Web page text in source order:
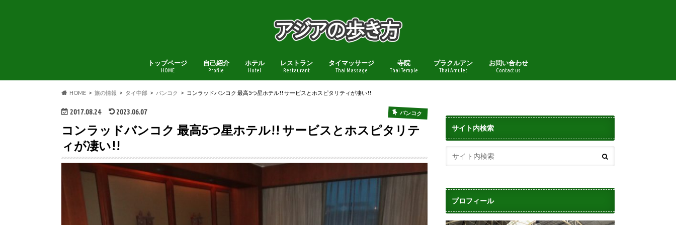
トップページ
HOME
自己紹介
Profile
ホテル
Hotel
レストラン
Restaurant
タイマッサージ
Thai Massage
寺院
Thai Temple
プラクルアン
Thai Amulet
お問い合わせ
Contact us
HOME 旅の情報 タイ中部 バンコク コンラッドバンコク 最高5つ星ホテル!! サービスとホスピタリティが凄い!!
2017.08.24 2023.06.07 バンコク
コンラッドバンコク 最高5つ星ホテル!! サービスとホスピタリテ
ィが凄い!!
サイト内検索
プロフィール